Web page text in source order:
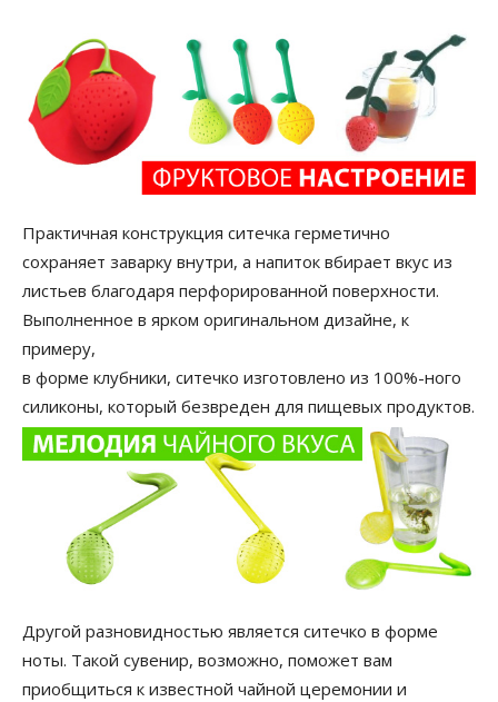
Практичная конструкция ситечка герметично
сохраняет заварку внутри, а напиток вбирает вкус из
листьев благодаря перфорированной поверхности.
Выполненное в ярком оригинальном дизайне, к
примеру,
в форме клубники, ситечко изготовлено из 100%-ного
силиконы, который безвреден для пищевых продуктов.
Другой разновидностью является ситечко в форме
ноты. Такой сувенир, возможно, поможет вам
приобщиться к известной чайной церемонии и